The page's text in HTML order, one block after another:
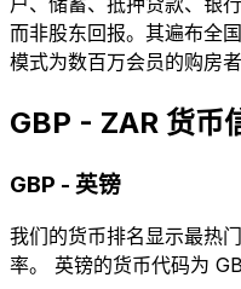
而非股东回报。其遍布全
模式为数百万会员的购房
GBP - ZAR 货币
GBP - 英镑
我们的货币排名显示最热
率。 英镑的货币代码为